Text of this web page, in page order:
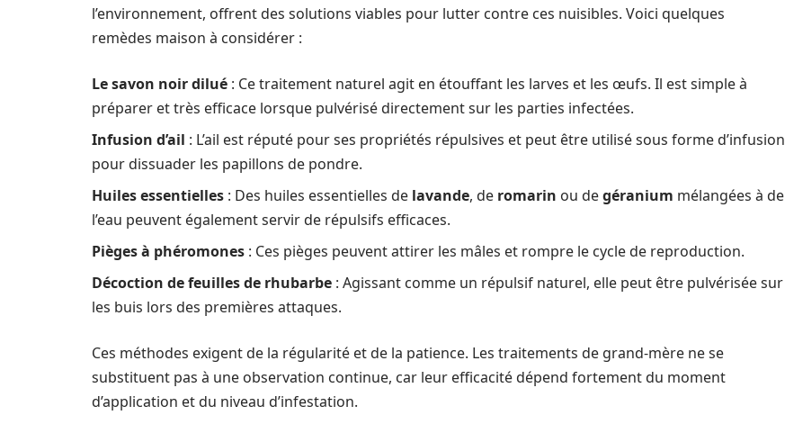
l’environnement, offrent des solutions viables pour lutter contre ces nuisibles. Voici quelques
remèdes maison à considérer :
Le savon noir dilué : Ce traitement naturel agit en étouffant les larves et les œufs. Il est simple à
préparer et très efficace lorsque pulvérisé directement sur les parties infectées.
Infusion d’ail : L’ail est réputé pour ses propriétés répulsives et peut être utilisé sous forme d’infusion
pour dissuader les papillons de pondre.
Huiles essentielles : Des huiles essentielles de lavande, de romarin ou degéranium mélangées à de
l’eau peuvent également servir de répulsifs efficaces.
Pièges à phéromones : Ces pièges peuvent attirer les mâles et rompre le cycle de reproduction.
Décoction de feuilles de rhubarbe : Agissant comme un répulsif naturel, elle peut être pulvérisée sur
les buis lors des premières attaques.
Ces méthodes exigent de la régularité et de la patience. Les traitements de grand-mère ne se
substituent pas à une observation continue, car leur efficacité dépend fortement du moment
d’application et du niveau d’infestation.